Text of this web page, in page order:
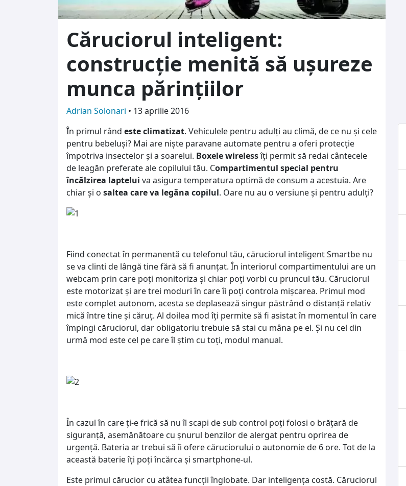
Căruciorul inteligent:
construcție menită să uşureze
munca părinţiilor
Adrian Solonari • 13 aprilie 2016
În primul rând este climatizat. Vehiculele pentru adulţi au climă, de ce nu şi cele
pentru bebeluşi? Mai are nişte paravane automate pentru a oferi protecţie
împotriva insectelor şi a soarelui. Boxele wirelessîţi permit să redai cântecele
de leagăn preferate ale copilului tău. Compartimentul special pentru
încălzirea laptelui va asigura temperatura optimă de consum a acestuia. Are
chiar şi o saltea care va legăna copilul. Oare nu au o versiune şi pentru adulţi?
Fiind conectat în permanentă cu telefonul tău, căruciorul inteligent Smartbe nu
se va clinti de lângă tine fără să fi anunţat. În interiorul compartimentului are un
webcam prin care poţi monitoriza şi chiar poţi vorbi cu pruncul tău. Căruciorul
este motorizat şi are trei moduri în care îi poţi controla mişcarea. Primul mod
este complet autonom, acesta se deplasează singur păstrând o distanţă relativ
mică între tine şi căruţ. Al doilea mod îţi permite să fi asistat în momentul în care
împingi căruciorul, dar obligatoriu trebuie să stai cu mâna pe el. Şi nu cel din
urmă mod este cel pe care îl ştim cu toţi, modul manual.
În cazul în care ţi-e frică să nu îl scapi de sub control poţi folosi o brăţară de
siguranţă, asemănătoare cu şnurul benzilor de alergat pentru oprirea de
urgenţă. Bateria ar trebui să îi ofere căruciorului o autonomie de 6 ore. Tot de la
această baterie îţi poţi încărca şi smartphone-ul.
Este primul cărucior cu atâtea funcţii înglobate. Dar inteligența costă. Căruciorul